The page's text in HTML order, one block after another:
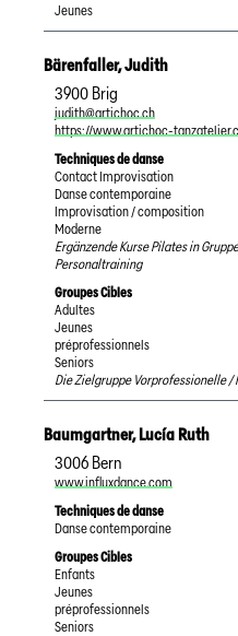
Jeunes
Bärenfaller,Judith
3900 Brig
judith@artichoc.ch
https://www.artichoc-
Techniques de danse
Contact Improvisation
Danse contemporaine
Improvisation / composition
Moderne
Ergänzende Kurse Pilates in
Personaltraining
Groupes Cibles
Adultes
Jeunes
préprofessionnels
Seniors
Die Zielgruppe Vorprofessionelle
Baumgartner,Lucía Ruth
3006 Bern
www.influxdance.com
Techniques de danse
Danse contemporaine
Groupes Cibles
Enfants
Jeunes
préprofessionnels
Seniors